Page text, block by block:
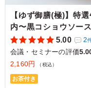
【ゆず御膳(極)】特
内〜黒コショウソー
5.00
2
会議・セミナーの評価
2,160円
（税込）
お茶付き